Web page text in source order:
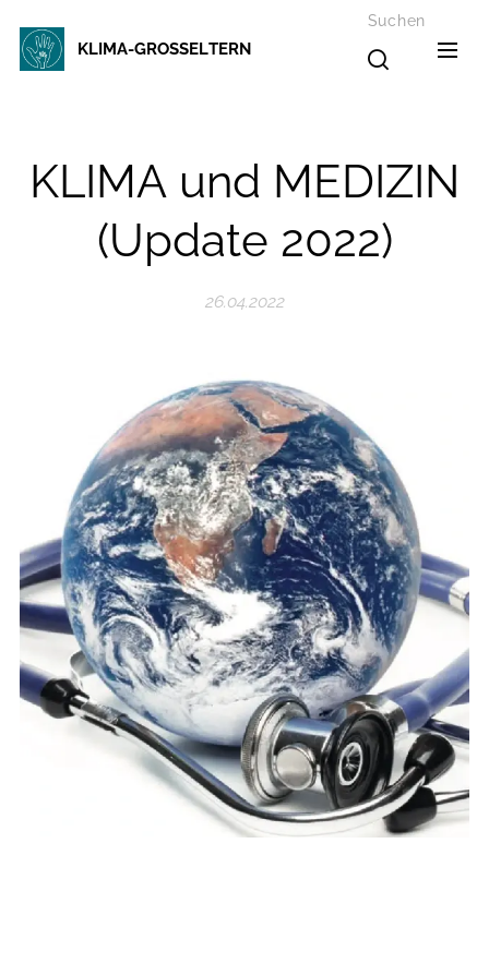
KLIMA-GROSSELTERN
Suchen
KLIMA und MEDIZIN
(Update 2022)
26.04.2022